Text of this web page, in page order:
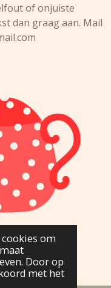
om
Door op
met het
of onjuiste
dan graag aan. Mail